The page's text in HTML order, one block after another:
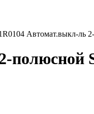
Автомат.выкл-ль
полюсной